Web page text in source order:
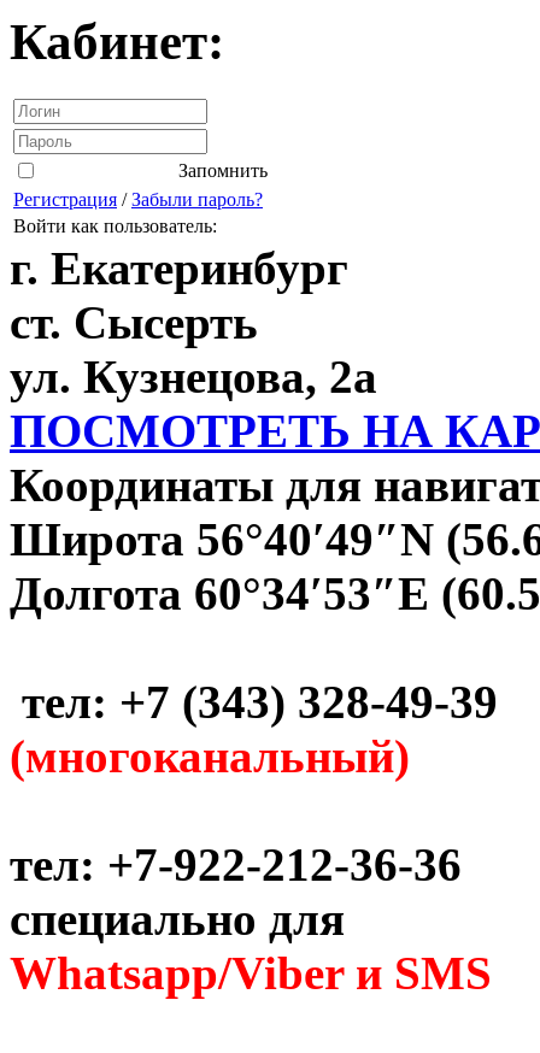
Кабинет:
Запомнить
Регистрация /Забыли пароль?
Войти как пользователь:
г. Екатеринбург
ст. Сысерть
ул. Кузнецова, 2а
ПОСМОТРЕТЬ НА
Координаты для
Широта 56°40′49″N
Долгота 60°34′53″E
тел: +7 (343) 328-49-39
(многоканальный)
тел: +7-922-212-36-36
специально для
Whatsapp/Viber и SMS